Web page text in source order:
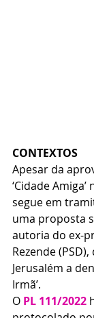
CONTEXTOS
Apesar da
‘Cidade
segue em
uma proposta
autoria do ex-
Rezende
Jerusalém a
Irmã’.
O PL 111/2022